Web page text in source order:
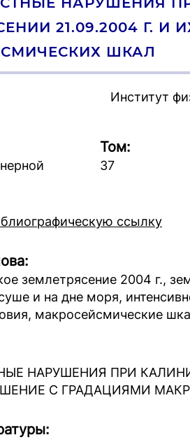
21.09.2004 Г.
ШКАЛ
Институт
Том:
37
ссылку
землетрясение 2004 г.,
и на дне моря,
макросейсмические
НАРУШЕНИЯ ПРИ
С ГРАДАЦИЯМИ